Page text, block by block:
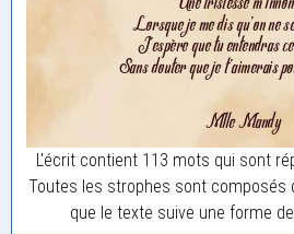
L'écrit contient 113 mots qui sont
Toutes les strophes sont composés
que le texte suive une forme